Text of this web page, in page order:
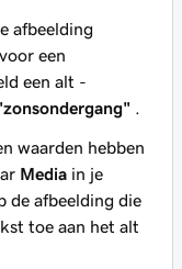
afbeelding
een
een alt -
waarden hebben
Media in je
de afbeelding die
toe aan het alt